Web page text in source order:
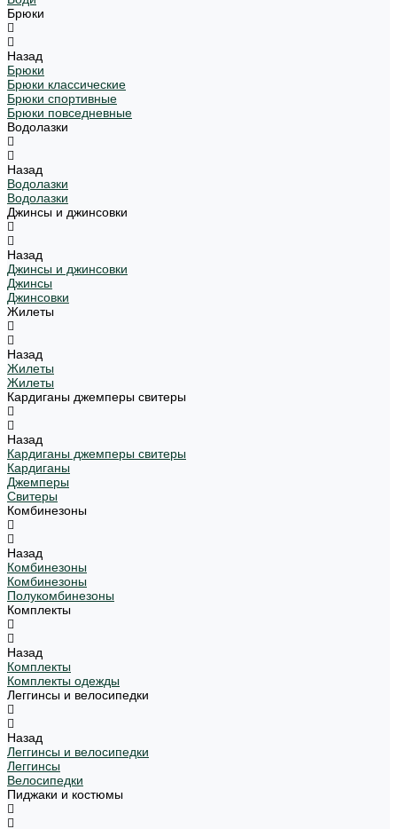
Брюки
Назад
Брюки
Брюки классические
Брюки спортивные
Брюки повседневные
Водолазки
Назад
Водолазки
Водолазки
Джинсы и джинсовки
Назад
Джинсы и джинсовки
Джинсы
Джинсовки
Жилеты
Назад
Жилеты
Жилеты
Кардиганы джемперы свитеры
Назад
Кардиганы джемперы свитеры
Кардиганы
Джемперы
Свитеры
Комбинезоны
Назад
Комбинезоны
Комбинезоны
Полукомбинезоны
Комплекты
Назад
Комплекты
Комплекты одежды
Леггинсы и велосипедки
Назад
Леггинсы и велосипедки
Леггинсы
Велосипедки
Пиджаки и костюмы